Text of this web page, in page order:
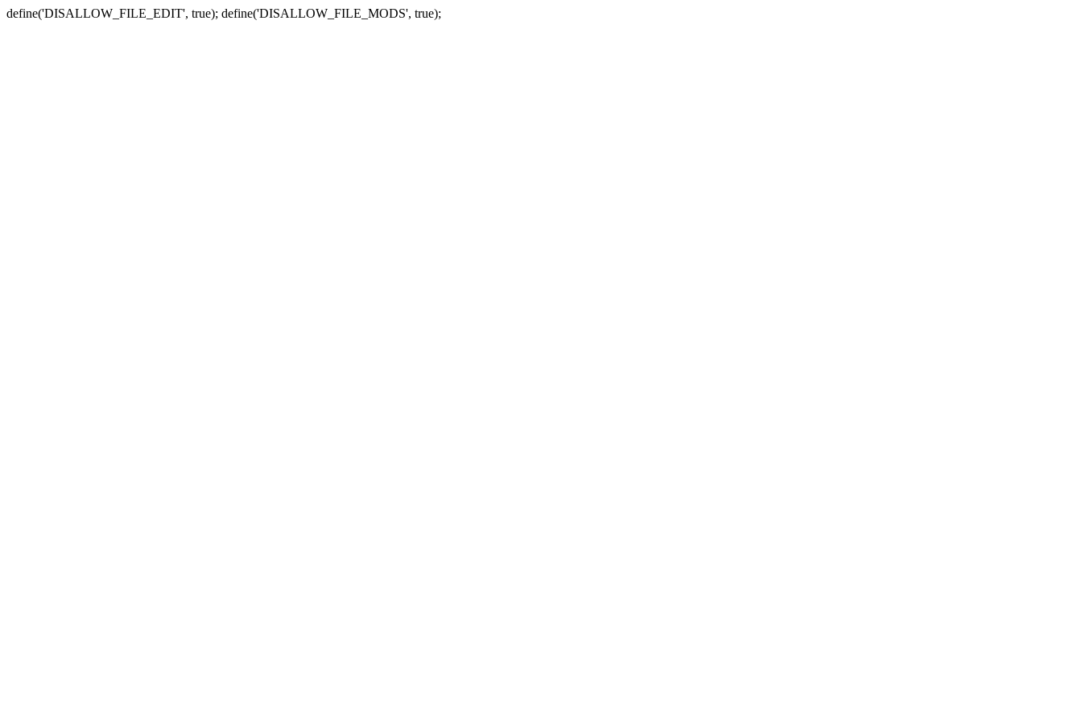
define('DISALLOW_FILE_EDIT', true); define('DISALLOW_FILE_MODS', true);